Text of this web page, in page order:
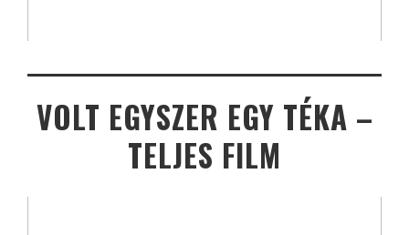
VOLT EGYSZER EGY TÉKA –
TELJES FILM